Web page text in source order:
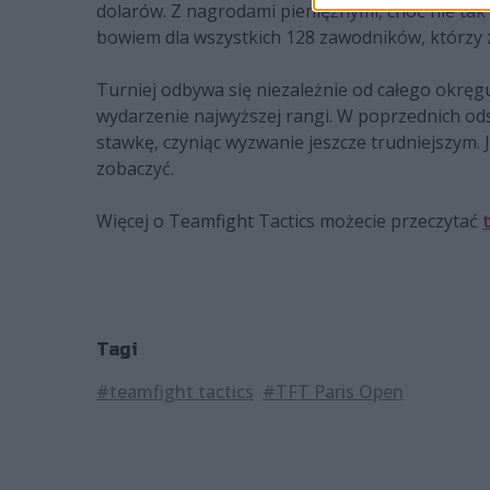
dolarów. Z nagrodami pieniężnymi, choć nie
bowiem dla wszystkich 128 zawodników,
Turniej odbywa się niezależnie od całego
wydarzenie najwyższej rangi. W poprzednich
stawkę, czyniąc wyzwanie jeszcze
zobaczyć.
Więcej o Teamfight Tactics możecie przeczytać
Tagi
#teamfight tactics #TFT Paris Open